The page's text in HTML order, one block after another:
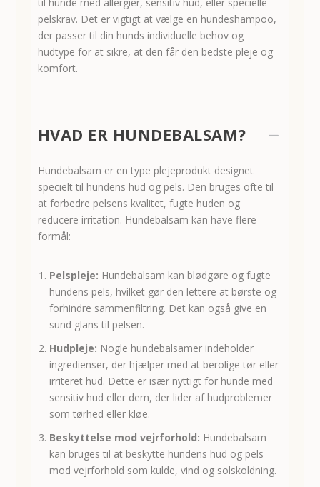
pelskrav. Det er vigtigt at vælge en hundeshampoo,
der passer til din hunds individuelle behov og
hudtype for at sikre, at den får den bedste pleje og
komfort.
HVAD ER HUNDEBALSAM? K
Hundebalsam er en type plejeprodukt designet
specielt til hundens hud og pels. Den bruges ofte til
at forbedre pelsens kvalitet, fugte huden og
reducere irritation. Hundebalsam kan have flere
formål:
Pelspleje: Hundebalsam kan blødgøre og fugte
hundens pels, hvilket gør den lettere at børste og
forhindre sammenfiltring. Det kan også give en
sund glans til pelsen.
Hudpleje: Nogle hundebalsamer indeholder
ingredienser, der hjælper med at berolige tør eller
irriteret hud. Dette er især nyttigt for hunde med
sensitiv hud eller dem, der lider af hudproblemer
som tørhed eller kløe.
Beskyttelse mod vejrforhold: Hundebalsam
kan bruges til at beskytte hundens hud og pels
mod vejrforhold som kulde, vind og solskoldning.